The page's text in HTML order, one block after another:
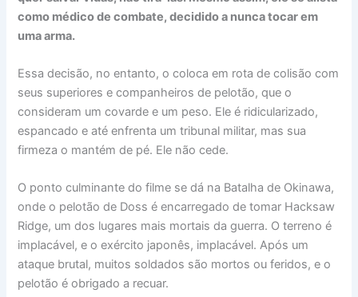
como médico de combate, decidido a nunca tocar em
uma arma.
Essa decisão, no entanto, o coloca em rota de colisão com
seus superiores e companheiros de pelotão, que o
consideram um covarde e um peso. Ele é ridicularizado,
espancado e até enfrenta um tribunal militar, mas sua
firmeza o mantém de pé. Ele não cede.
O ponto culminante do filme se dá na Batalha de Okinawa,
onde o pelotão de Doss é encarregado de tomar Hacksaw
Ridge, um dos lugares mais mortais da guerra. O terreno é
implacável, e o exército japonês, implacável. Após um
ataque brutal, muitos soldados são mortos ou feridos, e o
pelotão é obrigado a recuar.